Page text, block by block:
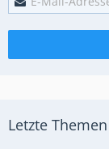
Letzte Themen